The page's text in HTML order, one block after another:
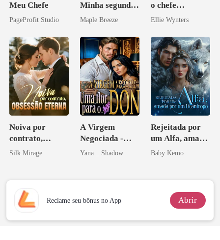
Meu Chefe
PageProfit Studio
Minha segunda
vida e um
Maple Breeze
o chefe
arrogante
Ellie Wynters
Noiva por
contrato,
obsessão eterna
Silk Mirage
A Virgem
Negociada -
Uma flor para o
Yana _ Shadow
Rejeitada por
um Alfa, amada
por um
Baby Kemo
Reclame seu bônus no App Abrir